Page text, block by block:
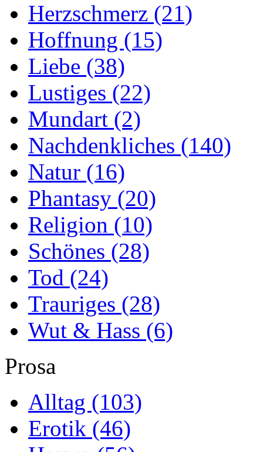
Herzschmerz (21)
Hoffnung (15)
Liebe (38)
Lustiges (22)
Mundart (2)
Nachdenkliches (140)
Natur (16)
Phantasy (20)
Religion (10)
Schönes (28)
Tod (24)
Trauriges (28)
Wut & Hass (6)
Prosa
Alltag (103)
Erotik (46)